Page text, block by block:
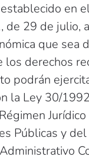
en
de 29 de julio,
que sea
los derechos
podrán
la Ley 30/
Públicas y del